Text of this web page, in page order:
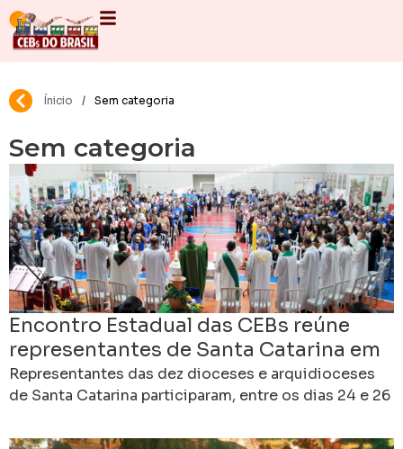
Ínicio / Sem categoria
Sem categoria
Encontro Estadual das CEBs reúne
representantes de Santa Catarina em
torno da juventude e da missão
Representantes das dez dioceses e arquidioceses
de Santa Catarina participaram, entre os dias 24 e 26
Comunidades